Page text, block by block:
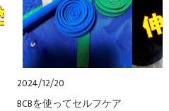
2024/12/20
BCBを使ってセルフケア